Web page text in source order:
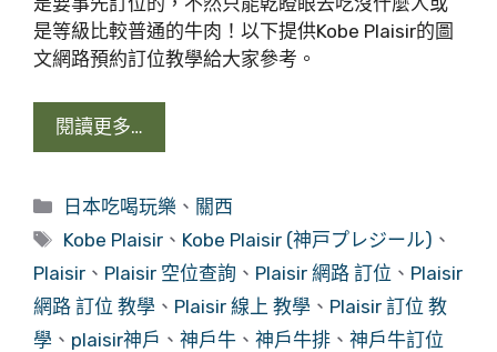
是等級比較普通的牛肉！以下提供Kobe Plaisir的圖
文網路預約訂位教學給大家參考。
閱讀更多…
分
類
日本吃喝玩樂 、 關西
標
籤
Kobe Plaisir 、 Kobe Plaisir (神戸プレジール) 、
Plaisir 、 Plaisir 空位查詢 、 Plaisir 網路 訂位 、 Plaisir
網路 訂位 教學 、 Plaisir 線上 教學 、 Plaisir 訂位 教
學 、 plaisir神戶 、 神戶牛 、 神戶牛排 、 神戶牛訂位